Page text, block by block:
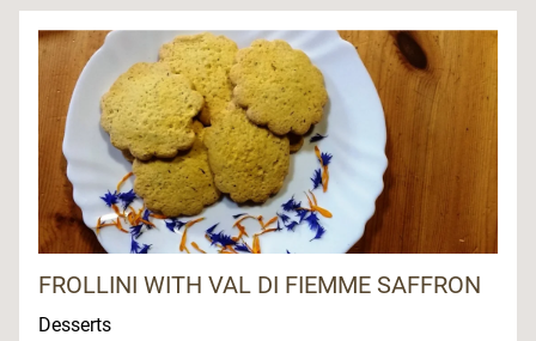
FROLLINI WITH VAL DI FIEMME SAFFRON
Desserts